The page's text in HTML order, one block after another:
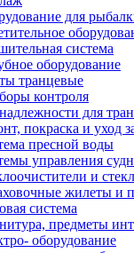
для
система
оборудование
транцевые
контроля
для
покраска и уход
пресной воды
управления
и
жилеты и
система
предметы
оборудование